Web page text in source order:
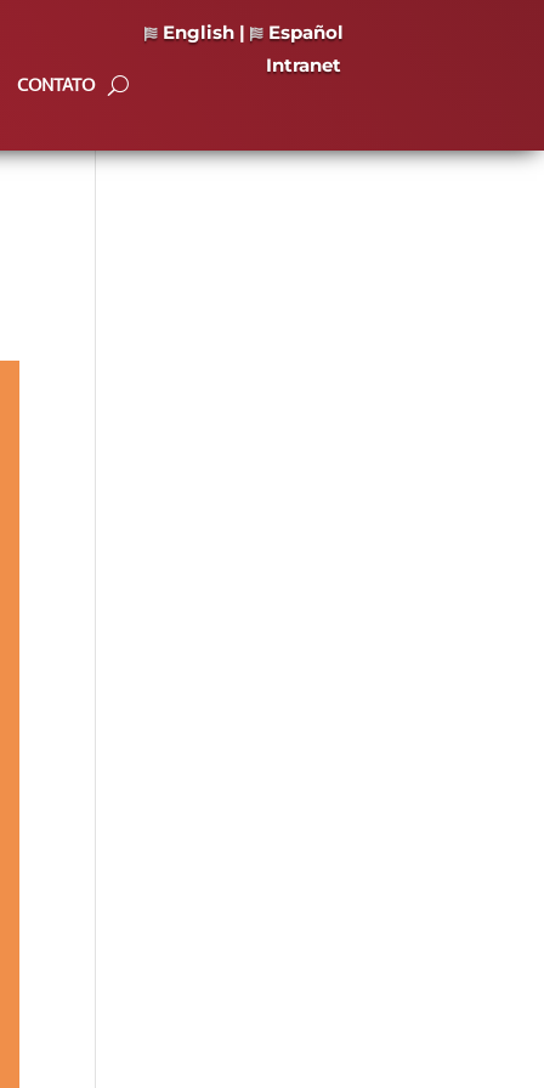
CONTATO
English|
Español
Intranet